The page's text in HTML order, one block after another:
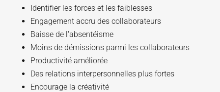
Identifier les forces et les faiblesses
Engagement accru des collaborateurs
Baisse de l'absentéisme
Moins de démissions parmi les collaborateurs
Productivité améliorée
Des relations interpersonnelles plus fortes
Encourage la créativité